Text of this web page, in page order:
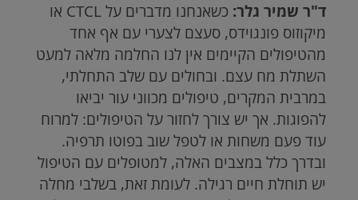
ד"ר שמיר גלר: כשאנחנו מדברים עלCTCL או
מיקוזוס פונגוידס, סעצם לצערי עם אף אחד
מהטיפולים הקיימים אין לנו החלמה מלאה למעט
השתלת מח עצם. ובחולים עם שלב התחלתי,
במרבית המקרים, טיפולים מכווני עור יביאו
להפוגות. אך יש צורך לחזור על הטיפולים: למרוח
עוד פעם משחות או לטפל שוב בפוטו תרפיה.
ובדרך כלל במצבים האלה, למטופלים עם הטיפול
יש תוחלת חיים רגילה. לעומת זאת, בשלבי מחלה